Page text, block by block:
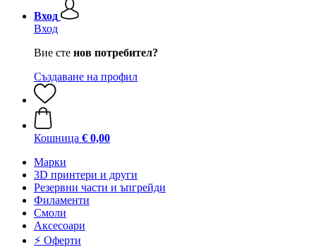
Вход
Вход
Вие сте нов потребител?
Създаване на профил
Кошница € 0,00
Mарки
3D принтери и други
Резервни части и ъпгрейди
Филаменти
Смоли
Аксесоари
⚡ Оферти